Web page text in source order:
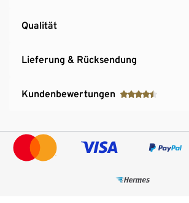
Qualität
Lieferung & Rücksendung
Kundenbewertungen